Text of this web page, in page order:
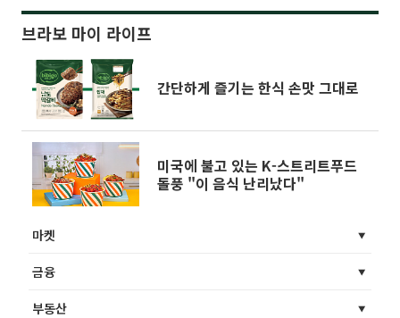
브라보 마이 라이프
간단하게 즐기는 한식 손맛 그대로
미국에 불고 있는 K-스트리트푸드
돌풍 "이 음식 난리났다"
마켓
금융
부동산